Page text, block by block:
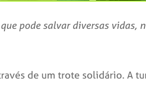
pode salvar diversas vidas,
de um trote solidário. A